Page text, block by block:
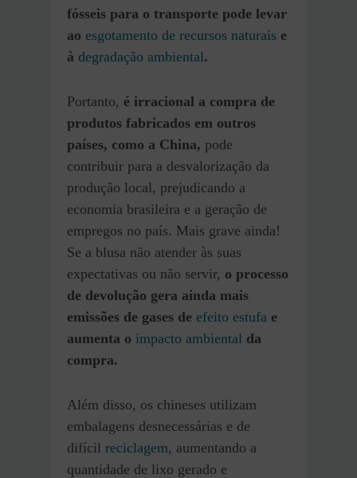
fósseis para o transporte pode levar
ao esgotamento de recursos naturais e
à degradação ambiental.
Portanto, é irracional a compra de
produtos fabricados em outros
países, como a China, pode
contribuir para a desvalorização da
produção local, prejudicando a
economia brasileira e a geração de
empregos no país. Mais grave ainda!
Se a blusa não atender às suas
expectativas ou não servir, o processo
de devolução gera ainda mais
emissões de gases de efeito estufa e
aumenta o impacto ambiental da
compra.
Além disso, os chineses utilizam
embalagens desnecessárias e de
difícil reciclagem, aumentando a
quantidade de lixo gerado e